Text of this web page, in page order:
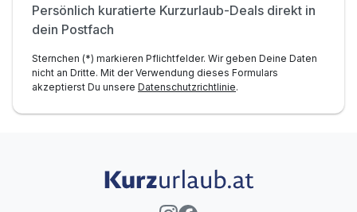
Persönlich kuratierte Kurzurlaub-Deals direkt in
dein Postfach
Sternchen (*) markieren Pflichtfelder. Wir geben Deine Daten
nicht an Dritte. Mit der Verwendung dieses Formulars
akzeptierst Du unsere Datenschutzrichtlinie.